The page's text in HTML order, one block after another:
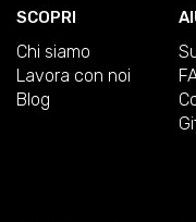
SCOPRI
Chi siamo
Lavora con noi
Blog